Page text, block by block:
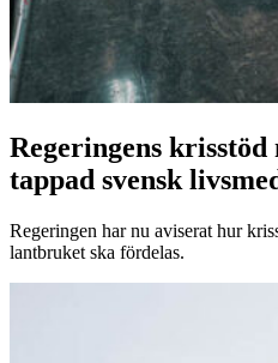
Regeringens
tappad svensk
Regeringen har nu aviserat hur
lantbruket ska fördelas.